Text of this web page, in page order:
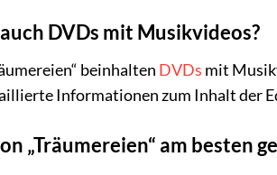
DVDs mit Musikvideos?
beinhalten DVDs mit
Informationen zum Inhalt der
„Träumereien“ am besten